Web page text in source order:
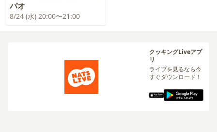
パオ
8/24 (水) 20:00〜21:00
クッキングLiveアプ
リ
ライブを見るなら今
すぐダウンロード！